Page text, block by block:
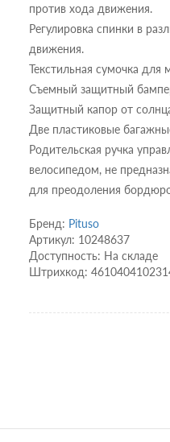
против хода движения.
Регулировка спинки в
движения.
Текстильная сумочка для
Съемный защитный
Защитный капор от
Две пластиковые
Родительская ручка
велосипедом, не
для преодоления
Бренд: Pituso
Артикул: 10248637
Доступность: На складе
Штрихкод: